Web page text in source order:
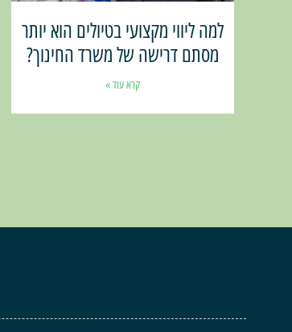
למה ליווי מקצועי בטיולים הוא יותר
מסתם דרישה של משרד החינוך?
קרא עוד »